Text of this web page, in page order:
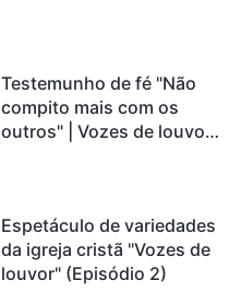
catástrofes ccontecem, a
humanidade está
entrando em contagem
Testemunho de fé "Não
compito mais com os
outros" | Vozes de louvor
Espetáculo de variedades
da igreja cristã "Vozes de
louvor" (Episódio 2)